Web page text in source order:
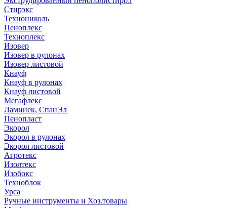
Стирэкс
Технониколь
Пеноплекс
Техноплекс
Изовер
Изовер в рулонах
Изовер листовой
Кнауф
Кнауф в рулонах
Кнауф листовой
Мегафлекс
Ламинек, СпанЭл
Пенопласт
Экорол
Экорол в рулонах
Экорол листовой
Агротекс
Изолтекс
Изобокс
Техноблок
Урса
Ручные инструменты и Хоз.товары